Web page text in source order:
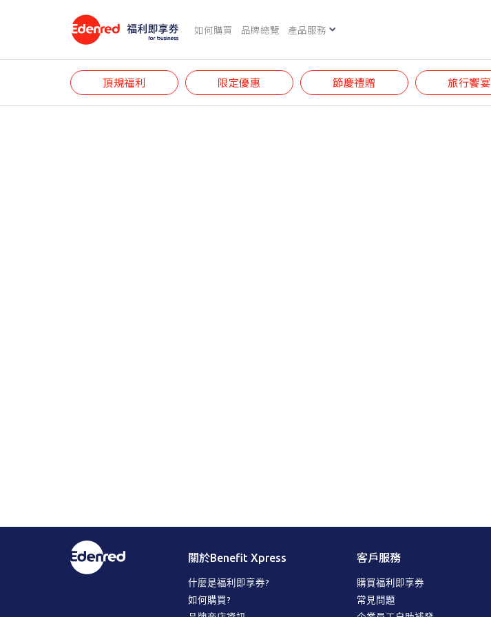
如何購買 品牌總覽
產品服務
頂規福利 限定優惠 節慶禮贈 旅行饗宴
關於Benefit Xpress
什麼是福利即享券?
如何購買?
客戶服務
購買福利即享券
常見問題